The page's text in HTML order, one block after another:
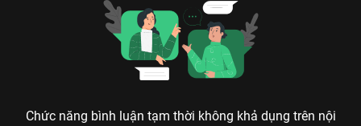
Chức năng bình luận tạm thời không khả dụng trên nội